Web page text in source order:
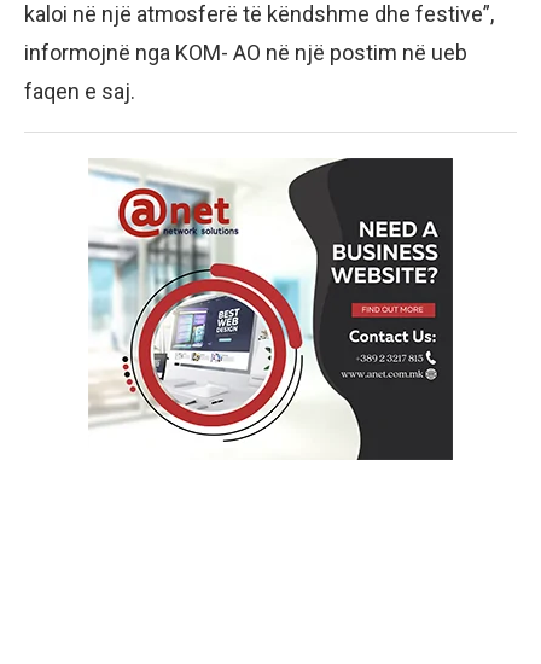
kaloi në një atmosferë të këndshme dhe festive”,
informojnë nga KOM- AO në një postim në ueb
faqen e saj.